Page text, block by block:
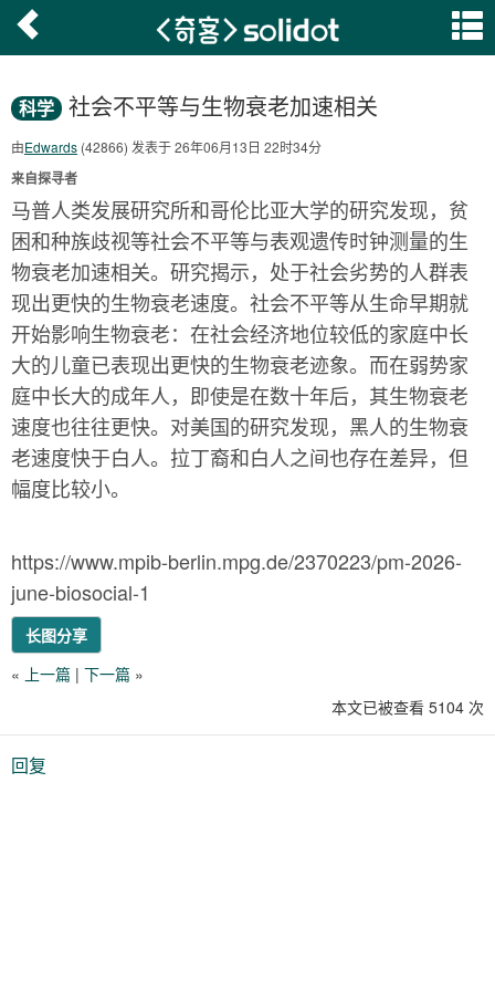
科学 社会不平等与生物衰老加速相关
由Edwards (42866) 发表于 26年06月13日 22时34分
来自探寻者
马普人类发展研究所和哥伦比亚大学的研究发现，贫
困和种族歧视等社会不平等与表观遗传时钟测量的生
物衰老加速相关。研究揭示，处于社会劣势的人群表
现出更快的生物衰老速度。社会不平等从生命早期就
开始影响生物衰老：在社会经济地位较低的家庭中长
大的儿童已表现出更快的生物衰老迹象。而在弱势家
庭中长大的成年人，即使是在数十年后，其生物衰老
速度也往往更快。对美国的研究发现，黑人的生物衰
老速度快于白人。拉丁裔和白人之间也存在差异，但
幅度比较小。
https://www.mpib-berlin.mpg.de/2370223/pm-2026-
june-biosocial-1
长图分享
« 上一篇 | 下一篇 »
本文已被查看 5104 次
回复